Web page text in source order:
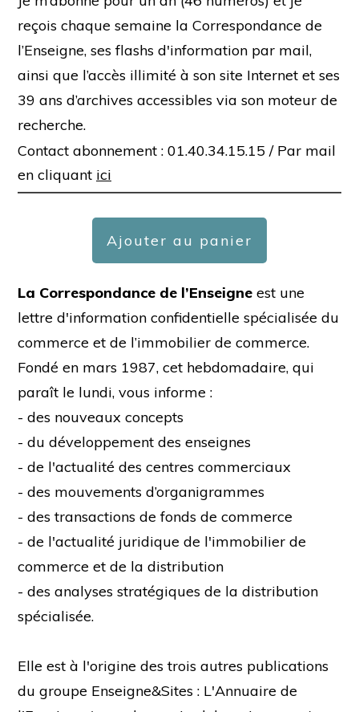
reçois chaque semaine la Correspondance de
l’Enseigne, ses flashs d'information par mail,
ainsi que l’accès illimité à son site Internet et ses
39 ans d’archives accessibles via son moteur de
recherche.
Contact abonnement : 01.40.34.15.15 / Par mail
en cliquant ici
Ajouter au panier
La Correspondance de l’Enseigne est une
lettre d'information confidentielle spécialisée du
commerce et de l’immobilier de commerce.
Fondé en mars 1987, cet hebdomadaire, qui
paraît le lundi, vous informe :
- des nouveaux concepts
- du développement des enseignes
- de l'actualité des centres commerciaux
- des mouvements d’organigrammes
- des transactions de fonds de commerce
- de l'actualité juridique de l'immobilier de
commerce et de la distribution
- des analyses stratégiques de la distribution
spécialisée.
Elle est à l'origine des trois autres publications
du groupe Enseigne&Sites : L'Annuaire de